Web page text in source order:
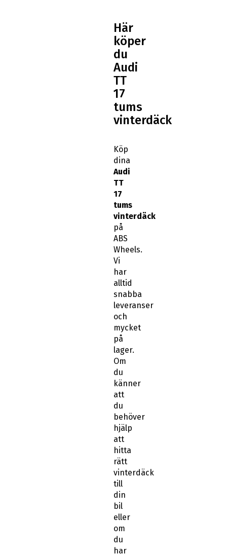
Här
köper
du
Audi
TT
17
tums
vinterdäck
Köp
dina
Audi
TT
17
tums
vinterdäck
på
ABS
Wheels.
Vi
har
alltid
snabba
leveranser
och
mycket
på
lager.
Om
du
känner
att
du
behöver
hjälp
att
hitta
rätt
vinterdäck
till
din
bil
eller
om
du
har